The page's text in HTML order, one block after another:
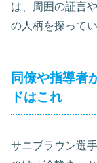
は、周囲の証言
の人柄を探ってい
同僚や指導
ドはこれ
サニブラウン選